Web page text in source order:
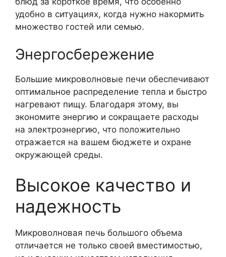
удобно в ситуациях, когда нужно накормить
множество гостей или семью.
Энергосбережение
Большие микроволновые печи обеспечивают
оптимальное распределение тепла и быстро
нагревают пищу. Благодаря этому, вы
экономите энергию и сокращаете расходы
на электроэнергию, что положительно
отражается на вашем бюджете и охране
окружающей среды.
Высокое качество и
надежность
Микроволновая печь большого объема
отличается не только своей вместимостью,